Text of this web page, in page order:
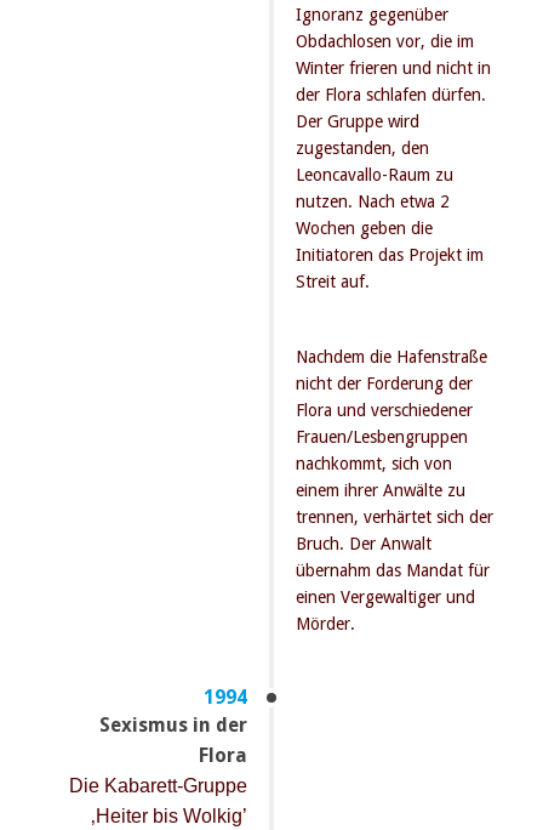
Ignoranz gegenüber
Obdachlosen vor, die im
Winter frieren und nicht in
der Flora schlafen dürfen.
Der Gruppe wird
zugestanden, den
Leoncavallo-Raum zu
nutzen. Nach etwa 2
Wochen geben die
Initiatoren das Projekt im
Streit auf.
Nachdem die Hafenstraße
nicht der Forderung der
Flora und verschiedener
Frauen/Lesbengruppen
nachkommt, sich von
einem ihrer Anwälte zu
trennen, verhärtet sich der
Bruch. Der Anwalt
übernahm das Mandat für
einen Vergewaltiger und
Mörder.
1994
Sexismus in der
Flora
Die Kabarett-Gruppe
‚Heiter bis Wolkig’